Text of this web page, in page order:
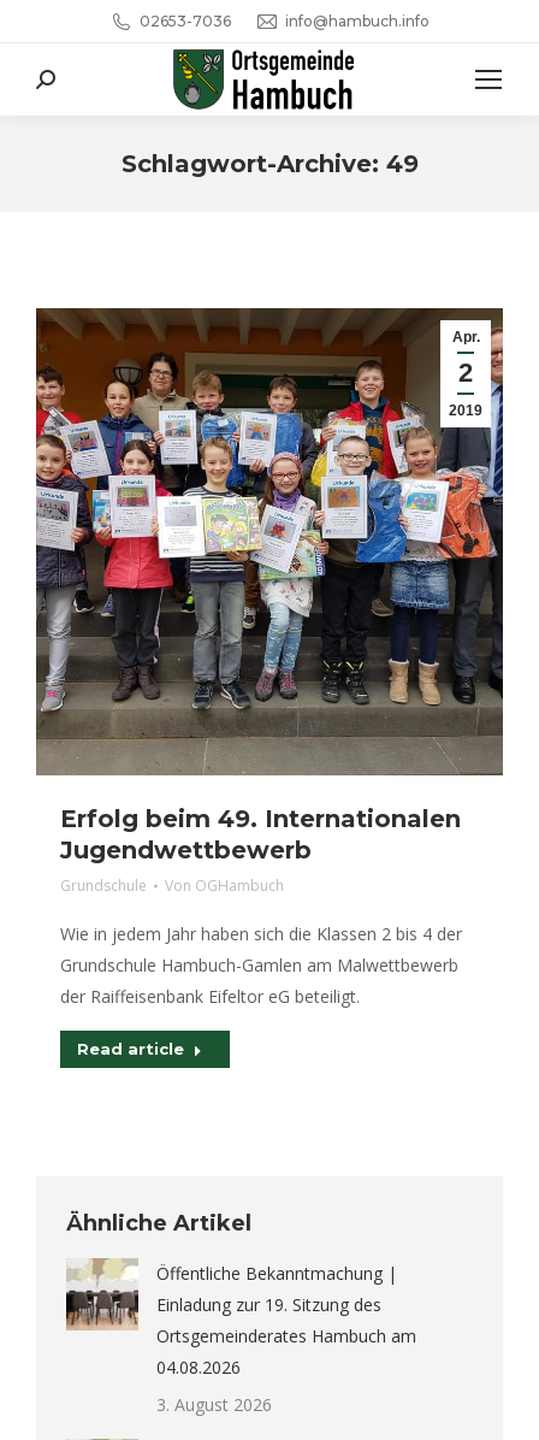
02653-7036 info@hambuch.info
Search:
Schlagwort-Archive: 49
Apr.
2
2019
Erfolg beim 49. Internationalen
Jugendwettbewerb
Grundschule Von OGHambuch
Wie in jedem Jahr haben sich die Klassen 2 bis 4 der
Grundschule Hambuch-Gamlen am Malwettbewerb
der Raiffeisenbank Eifeltor eG beteiligt.
Read article
Ähnliche Artikel
Öffentliche Bekanntmachung |
Einladung zur 19. Sitzung des
Ortsgemeinderates Hambuch am
04.08.2026
3. August 2026